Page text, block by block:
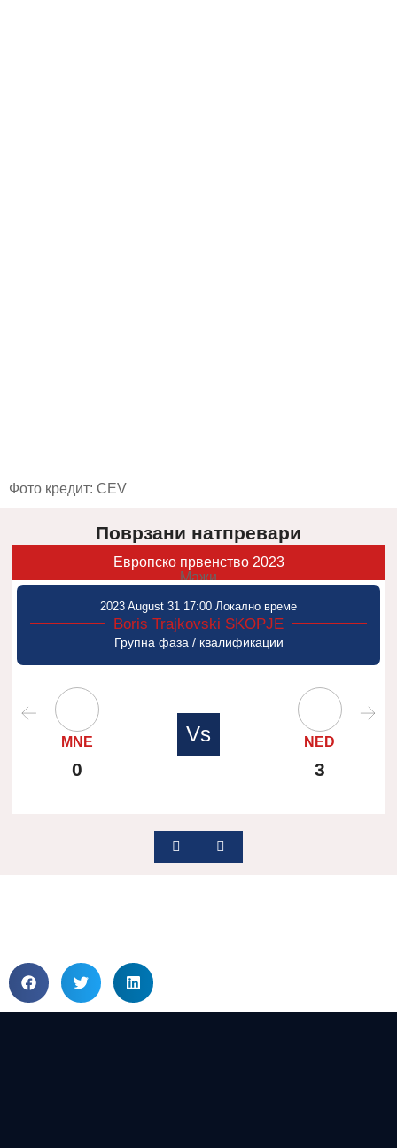
Фото кредит: CEV
Поврзани натпревари
Европско првенство 2023
Мажи
2023 August 31 17:00 Локално време
Boris Trajkovski SKOPJE
Групна фаза / квалификации
MNE
0
Vs NED
3